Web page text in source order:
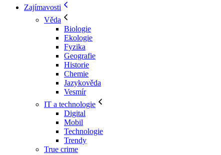
Zajímavosti
Věda
Biologie
Ekologie
Fyzika
Geografie
Historie
Chemie
Jazykověda
Vesmír
IT a technologie
Digital
Mobil
Technologie
Trendy
True crime